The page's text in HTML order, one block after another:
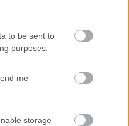
to be sent to
purposes.
me
storage
Camper Valentina